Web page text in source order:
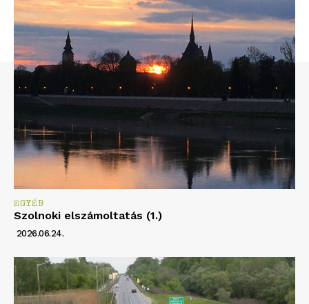
EGYÉB
Szolnoki elszámoltatás (1.)
2026.06.24.